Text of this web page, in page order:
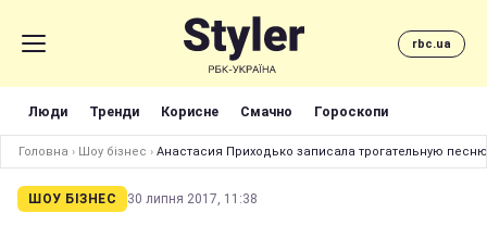
rbc.ua
Люди Тренди Корисне Смачно Гороскопи
Головна › Шоу бізнес › Анастасия Приходько записала трогательную
ШОУ БІЗНЕС 30 липня 2017, 11:38